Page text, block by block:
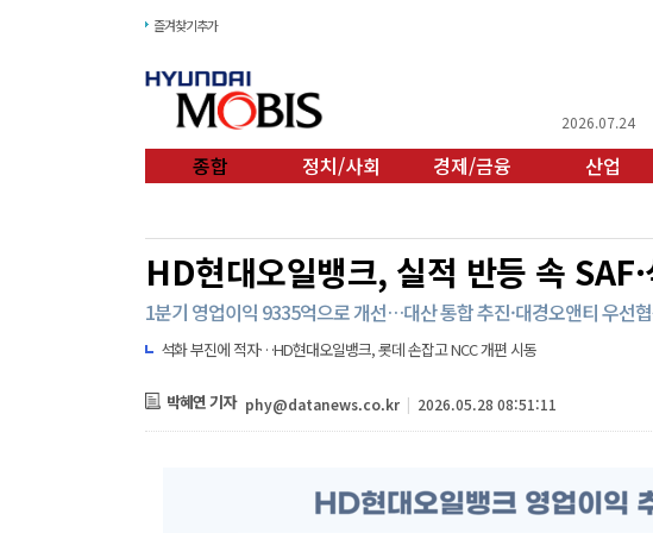
즐겨찾기추가
2026.07.24
종합 정치/사회 경제/금융 산업
HD현대오일뱅크, 실적 반등 속
1분기 영업이익 9335억으로 개선…대산 통합 추진·대경오앤티 우선
석화 부진에 적자…HD현대오일뱅크, 롯데 손잡고 NCC 개편 시동
박혜연 기자 phy@datanews.co.kr | 2026.05.28 08:51:11